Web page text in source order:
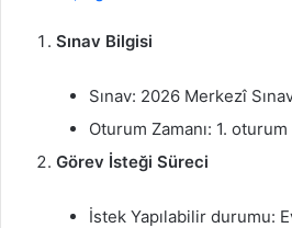
Sınav Bilgisi
Sınav: 2026 Merkezî
Oturum Zamanı: 1.
Görev İsteği Süreci
İstek Yapılabilir durumu: